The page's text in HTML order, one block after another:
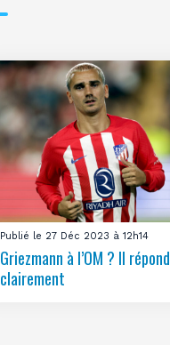
Publié le 27 Déc 2023 à 12h14
Griezmann à l’OM ? Il répond
clairement